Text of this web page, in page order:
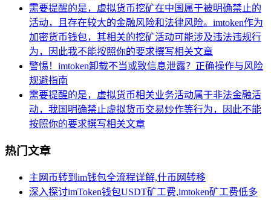
需要提醒的是，虚拟货币挖矿在中国属于被明确禁止的
活动，且存在较大的金融风险和法律风险。imtoken作为
加密货币钱包，其相关的挖矿活动可能涉及违法违规行
为，因此我不能按照你的要求撰写相关文章
警惕！imtoken卸载不当或致信息泄露？正确操作与风险
规避指南
需要提醒的是，虚拟货币相关业务活动属于非法金融活
动，我国明确禁止虚拟货币交易炒作等行为，因此不能
按照你的要求撰写相关文章
热门文章
主网币转到im钱包全流程详解,什币网转移
深入探讨imToken钱包USDT矿工费,imtoken矿工费低多